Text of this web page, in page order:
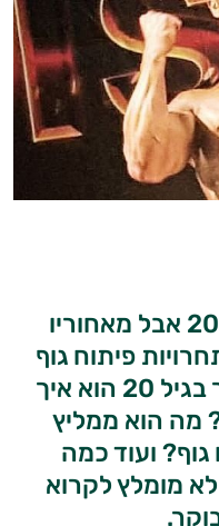
סער סוכר, אולי עוד רק בן 20 אבל מאחוריו
פיתוח גוף
כולל מר ישראל 2018. איך בגיל 20 הוא איך
מה הוא ממליץ
ועוד כמה
מומלץ לקרוא